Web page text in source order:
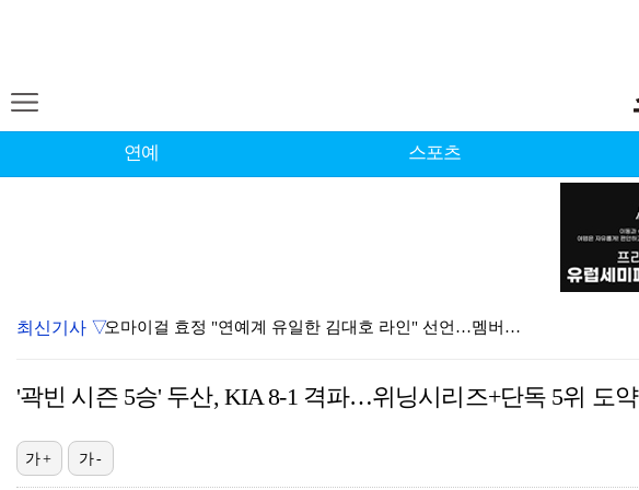
연예 스포츠
오마이걸 효정 "연예계 유일한 김대호 라인" 선언…멤버…
[ST포토] 마서영, 나이스 퍼팅
서장훈 감독 "내 능력 부족" 자책하게 만든 펜타곤과의…
최신기사 ▽
'곽빈 시즌 5승' 두산, KIA 8-1 격파…위닝시리즈+단독 5위 도약
가+ 가-